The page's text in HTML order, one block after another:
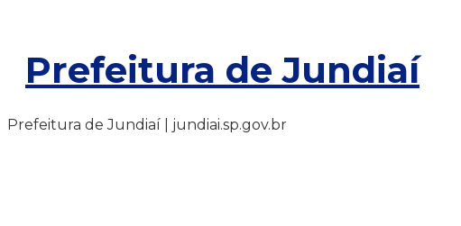
Prefeitura de Jundiaí
Prefeitura de Jundiaí | jundiai.sp.gov.br